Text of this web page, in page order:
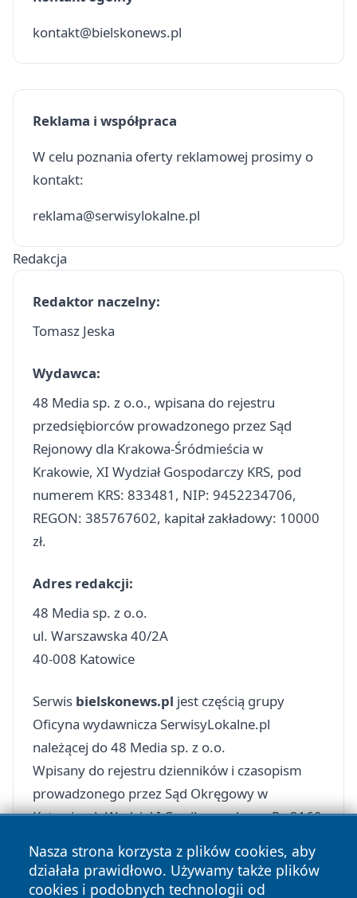
kontakt@bielskonews.pl
Reklama i współpraca
W celu poznania oferty reklamowej prosimy o
kontakt:
reklama@serwisylokalne.pl
Redakcja
Redaktor naczelny:
Tomasz Jeska
Wydawca:
48 Media sp. z o.o., wpisana do rejestru
przedsiębiorców prowadzonego przez Sąd
Rejonowy dla Krakowa-Śródmieścia w
Krakowie, XI Wydział Gospodarczy KRS, pod
numerem KRS: 833481, NIP: 9452234706,
REGON: 385767602, kapitał zakładowy: 10000
zł.
Adres redakcji:
48 Media sp. z o.o.
ul. Warszawska 40/2A
40-008 Katowice
Serwis bielskonews.pl jest częścią grupy
Oficyna wydawnicza SerwisyLokalne.pl
należącej do 48 Media sp. z o.o.
Wpisany do rejestru dzienników i czasopism
prowadzonego przez Sąd Okręgowy w
Katowicach Wydział I Cywilny pod poz. Pr. 3160
Nasza strona korzysta z plików cookies, aby
działała prawidłowo. Używamy także plików
cookies i podobnych technologii od